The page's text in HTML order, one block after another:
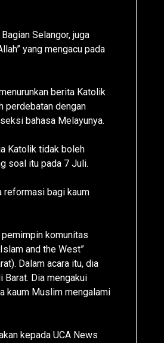
Selangor, juga
yang mengacu pada
berita Katolik
perdebatan dengan
bahasa Melayunya.
Katolik tidak boleh
soal itu pada 7 Juli.
reformasi bagi kaum
komunitas
and the West”
Dalam acara itu, dia
Barat. Dia mengakui
kaum Muslim mengalami
kepada UCA News